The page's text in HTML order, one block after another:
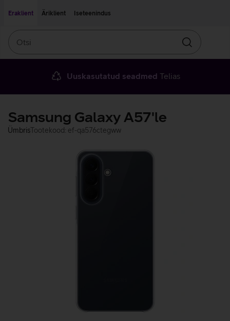
Eraklient
Äriklient Iseteenindus
Otsin
Uuskasutatud seadmed Telias
Samsung Galaxy A57'le
ÜmbrisTootekood: ef-qa576ctegww